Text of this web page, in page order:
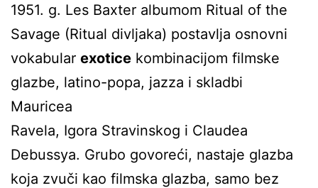
1951. g. Les Baxter albumom Ritual of the
Savage (Ritual divljaka) postavlja osnovni
vokabular exotice kombinacijom filmske
glazbe, latino-popa, jazza i skladbi
Mauricea
Ravela, Igora Stravinskog i Claudea
Debussya. Grubo govoreći, nastaje glazba
koja zvuči kao filmska glazba, samo bez